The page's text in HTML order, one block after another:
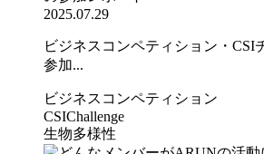
2025.07.29
ビジネスコンペティション・CSI
参加...
ビジネスコンペティション
CSIChallenge
生物多様性